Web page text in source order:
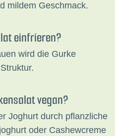
mildem Geschmack.
einfrieren?
wird die Gurke
vegan?
Joghurt durch pflanzliche
oder Cashewcreme